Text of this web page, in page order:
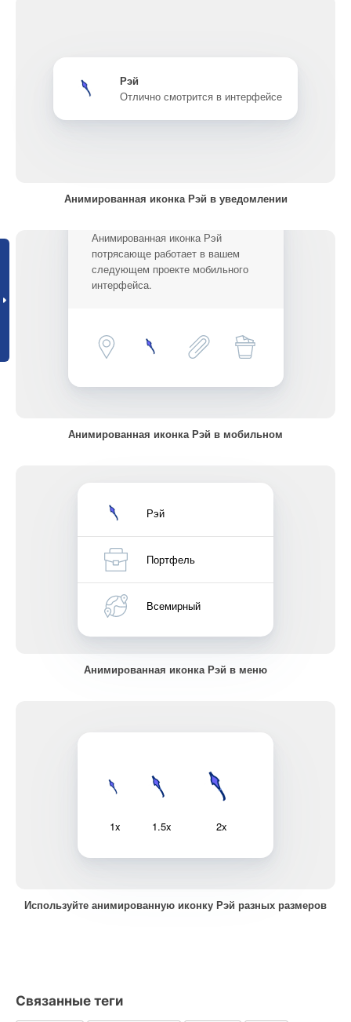
Рэй
Отлично смотрится в интерфейсе
Анимированная иконка Рэй в уведомлении
Анимированная иконка Рэй
потрясающе работает в вашем
следующем проекте мобильного
интерфейса.
Анимированная иконка Рэй в мобильном
Рэй
Портфель
Всемирный
Анимированная иконка Рэй в меню
1x 1.5x 2x
Используйте анимированную иконку Рэй разных размеров
Связанные теги